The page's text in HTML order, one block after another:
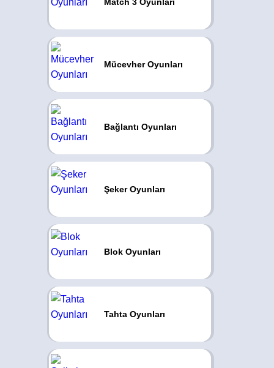
Mücevher Oyunları
Bağlantı Oyunları
Şeker Oyunları
Blok Oyunları
Tahta Oyunları